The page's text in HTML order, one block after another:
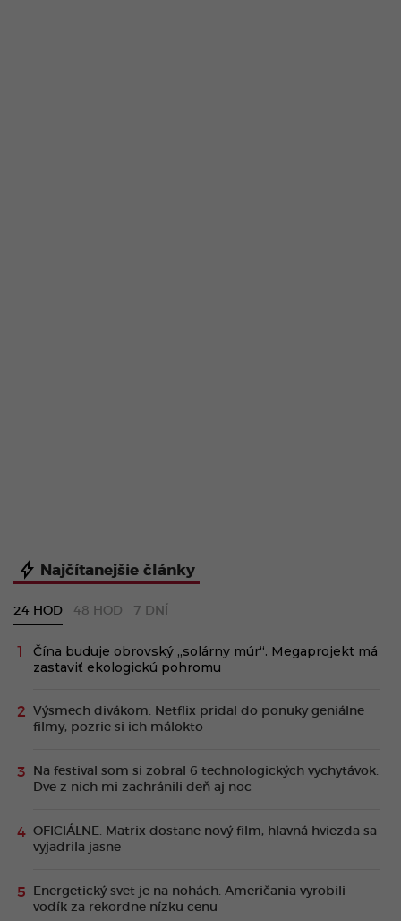
Najčítanejšie články
24 HOD 48 HOD 7 DNÍ
Čína buduje obrovský „solárny múr“. Megaprojekt má
zastaviť ekologickú pohromu
Výsmech divákom. Netflix pridal do ponuky geniálne
filmy, pozrie si ich málokto
Na festival som si zobral 6 technologických vychytávok.
Dve z nich mi zachránili deň aj noc
OFICIÁLNE: Matrix dostane nový film, hlavná hviezda sa
vyjadrila jasne
Energetický svet je na nohách. Američania vyrobili
vodík za rekordne nízku cenu